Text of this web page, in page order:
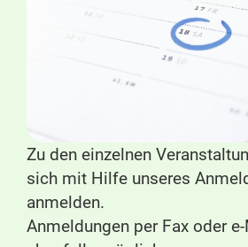
Zu den einzelnen
sich mit Hilfe unseres
anmelden.
Anmeldungen per Fax oder